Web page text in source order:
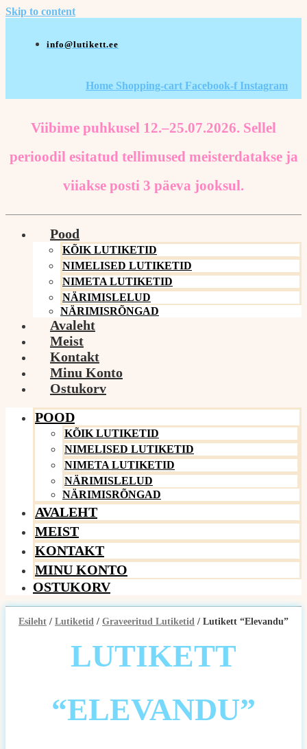
Skip to content
info@lutikett.ee
Home Shopping-cart Facebook-f Instagram
Viibime puhkusel 12.–25.07.2026. Sellel
perioodil esitatud tellimused meisterdatakse ja
viiakse posti 3 päeva jooksul.
Pood
KÕIK LUTIKETID
NIMELISED LUTIKETID
NIMETA LUTIKETID
NÄRIMISLELUD
NÄRIMISRÕNGAD
Avaleht
Meist
Kontakt
Minu Konto
Ostukorv
POOD
KÕIK LUTIKETID
NIMELISED LUTIKETID
NIMETA LUTIKETID
NÄRIMISLELUD
NÄRIMISRÕNGAD
AVALEHT
MEIST
KONTAKT
MINU KONTO
OSTUKORV
Esileht / Lutiketid / Graveeritud Lutiketid / Lutikett “Elevandu”
LUTIKETT
“ELEVANDU”